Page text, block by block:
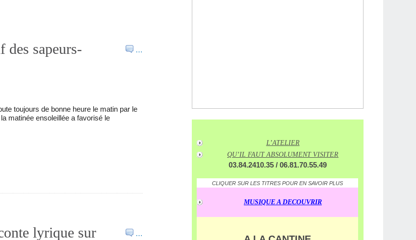
…
des sapeurs-
toujours de bonne heure le matin par le
matinée ensoleillée a favorisé le
…
lyrique sur
L’ATELIER
QU’IL FAUT ABSOLUMENT VISITER
03.84.2410.35 / 06.81.70.55.49
CLIQUER SUR LES TITRES POUR EN SAVOIR PLUS
MUSIQUE A DECOUVRIR